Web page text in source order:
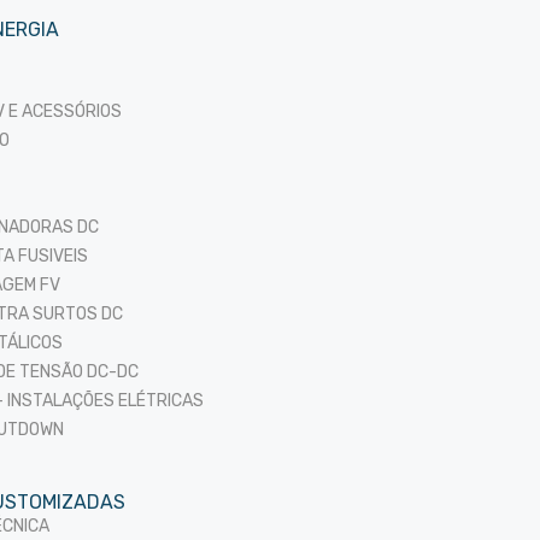
E ACESSÓRIOS
DC
FUSIVEIS
FV
SURTOS DC
TENSÃO DC-DC
INSTALAÇÕES ELÉTRICAS